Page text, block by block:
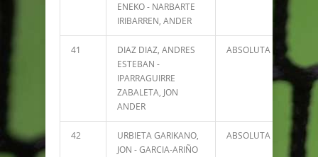
ENEKO - NARBARTE
IRIBARREN, ANDER
41
DIAZ DIAZ, ANDRES
ESTEBAN -
IPARRAGUIRRE
ZABALETA, JON
ANDER
ABSOLUTA
42
URBIETA GARIKANO,
JON - GARCIA-ARIÑO
ABSOLUTA